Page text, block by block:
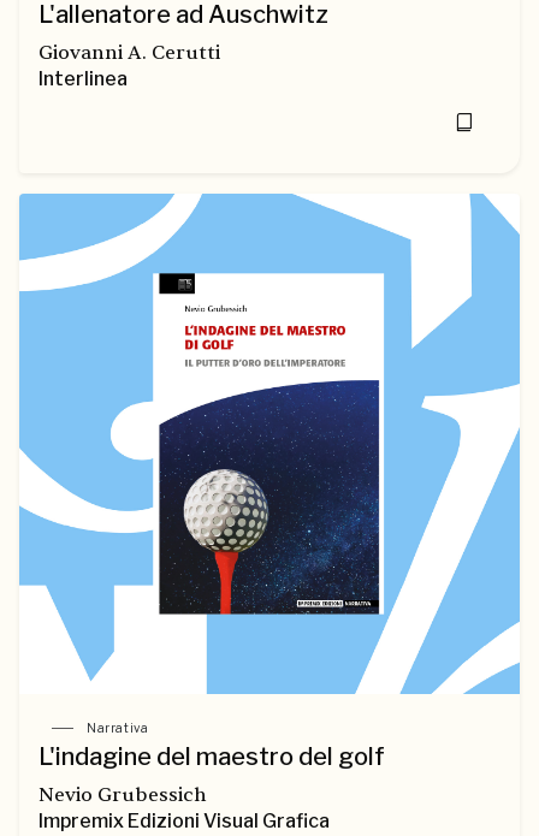
L'allenatore ad Auschwitz
Giovanni A. Cerutti
Interlinea
Narrativa
L'indagine del maestro del golf
Nevio Grubessich
Impremix Edizioni Visual Grafica